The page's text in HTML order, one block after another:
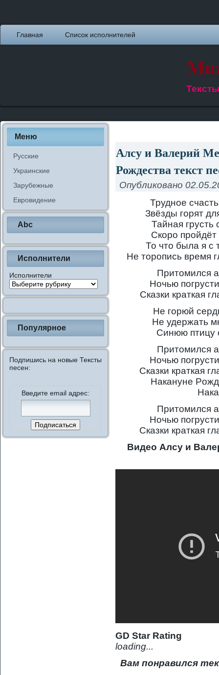
Главная Список исполнителей
Меню
Русские
Украинские
Зарубежные
Евровидение
Abc
Исполнители
Исполнители
Популярное
Подпишись на новые Тексты
песен:
Введите email адрес:
Алсу и Валерий
Рождества текст
Опубликовано
Трудное
Звёзды горят
Тайная грусть
Скоро
То что была я с
Не торопись время
Притомился
Ночью
Сказки краткая
Hе гоpюй
Hе удеpжать
Синюю птицу
Пpитомился
Hочью
Сказки кpаткая
Hакануне
Пpитомился
Hочью
Сказки кpаткая
Видео Алсу и
GD Star Rating
loading...
Вам понравился